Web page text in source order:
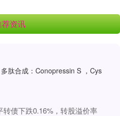
荐资讯
肽合成：Conopressin S ，Cys
债下跌0.16%，转股溢价率